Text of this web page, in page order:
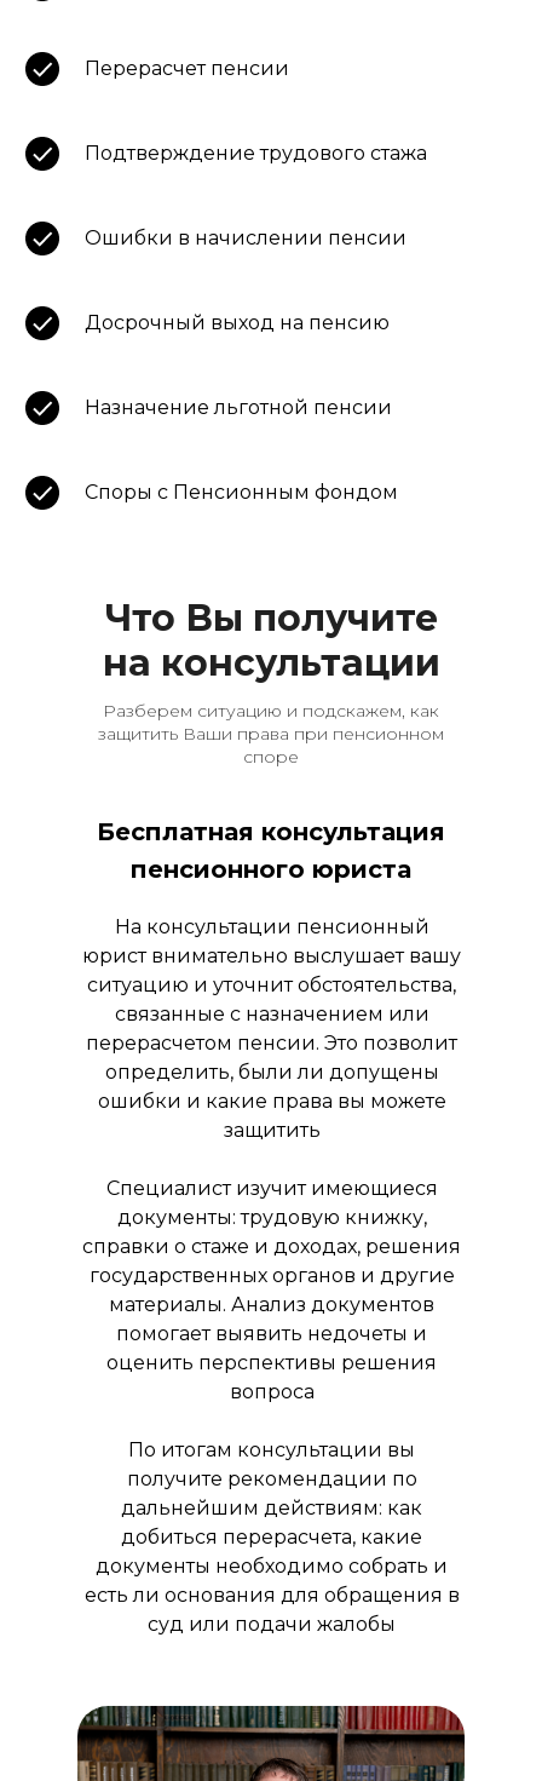
Перерасчет пенсии
Подтверждение трудового стажа
Ошибки в начислении пенсии
Досрочный выход на пенсию
Назначение льготной пенсии
Споры с Пенсионным фондом
Что Вы получите
на консультации
Разберем ситуацию и подскажем, как
защитить Ваши права при пенсионном
споре
На консультации пенсионный
юрист внимательно выслушает вашу
ситуацию и уточнит обстоятельства,
связанные с назначением или
перерасчетом пенсии. Это позволит
определить, были ли допущены
ошибки и какие права вы можете
защитить
Специалист изучит имеющиеся
документы: трудовую книжку,
справки о стаже и доходах, решения
государственных органов и другие
материалы. Анализ документов
помогает выявить недочеты и
оценить перспективы решения
вопроса
По итогам консультации вы
получите рекомендации по
дальнейшим действиям: как
добиться перерасчета, какие
документы необходимо собрать и
есть ли основания для обращения в
суд или подачи жалобы
Бесплатная консультация
пенсионного юриста